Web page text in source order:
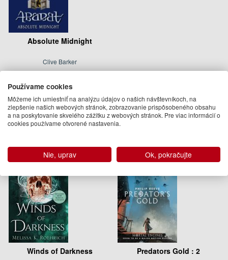
Absolute Midnight
Clive Barker
16.95 €
Na objednávku
Podobné knihy
Winds of Darkness Predators Gold : 2
Používame cookies
Môžeme ich umiestniť na analýzu údajov o našich návštevníkoch, na
zlepšenie našich webových stránok, zobrazovanie prispôsobeného obsahu
a na poskytovanie skvelého zážitku z webových stránok. Pre viac informácií o
cookies používame otvorené nastavenia.
Nie, uprav Ok, pokračujte